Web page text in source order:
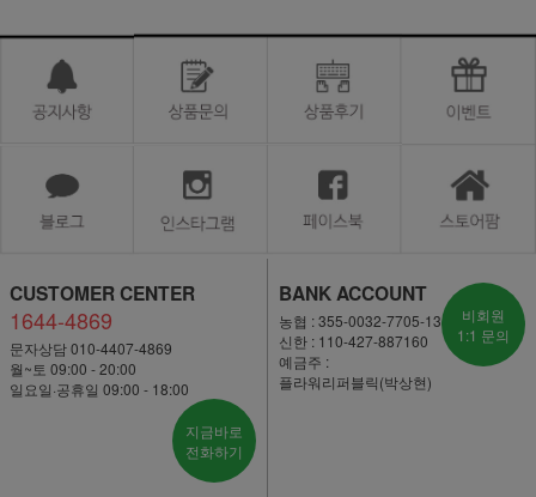
CUSTOMER CENTER
1644-4869
문자상담 010-4407-4869
월~토 09:00 - 20:00
일요일·공휴일 09:00 - 18:00
지금바로
전화하기
BANK ACCOUNT
농협 : 355-0032-7705-13
신한 : 110-427-887160
예금주 :
플라워리퍼블릭(박상현)
비회원
1:1 문의